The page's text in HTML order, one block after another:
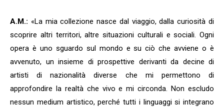
A.M.: «La mia collezione nasce dal viaggio, dalla curiosità di
scoprire altri territori, altre situazioni culturali e sociali. Ogni
opera è uno sguardo sul mondo e su ciò che avviene o è
avvenuto, un insieme di prospettive derivanti da decine di
artisti di nazionalità diverse che mi permettono di
approfondire la realtà che vivo e mi circonda. Non escludo
nessun medium artistico, perché tutti i linguaggi si integrano